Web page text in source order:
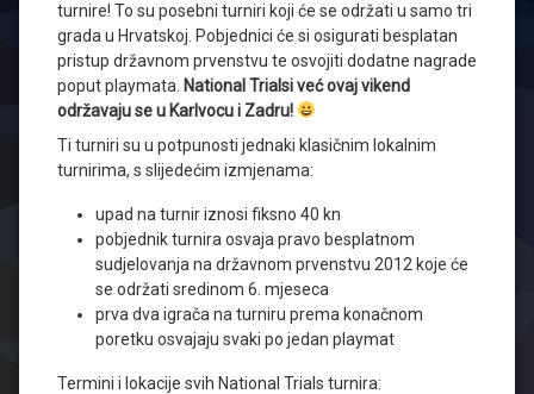
turnire! To su posebni turniri koji će se održati u samo tri
grada u Hrvatskoj. Pobjednici će si osigurati besplatan
pristup državnom prvenstvu te osvojiti dodatne nagrade
poput playmata. National Trialsi već ovaj vikend
održavaju se u Karlvocu i Zadru!
Ti turniri su u potpunosti jednaki klasičnim lokalnim
turnirima, s slijedećim izmjenama:
upad na turnir iznosi fiksno 40 kn
pobjednik turnira osvaja pravo besplatnom
sudjelovanja na državnom prvenstvu 2012 koje će
se održati sredinom 6. mjeseca
prva dva igrača na turniru prema konačnom
poretku osvajaju svaki po jedan playmat
Termini i lokacije svih National Trials turnira: